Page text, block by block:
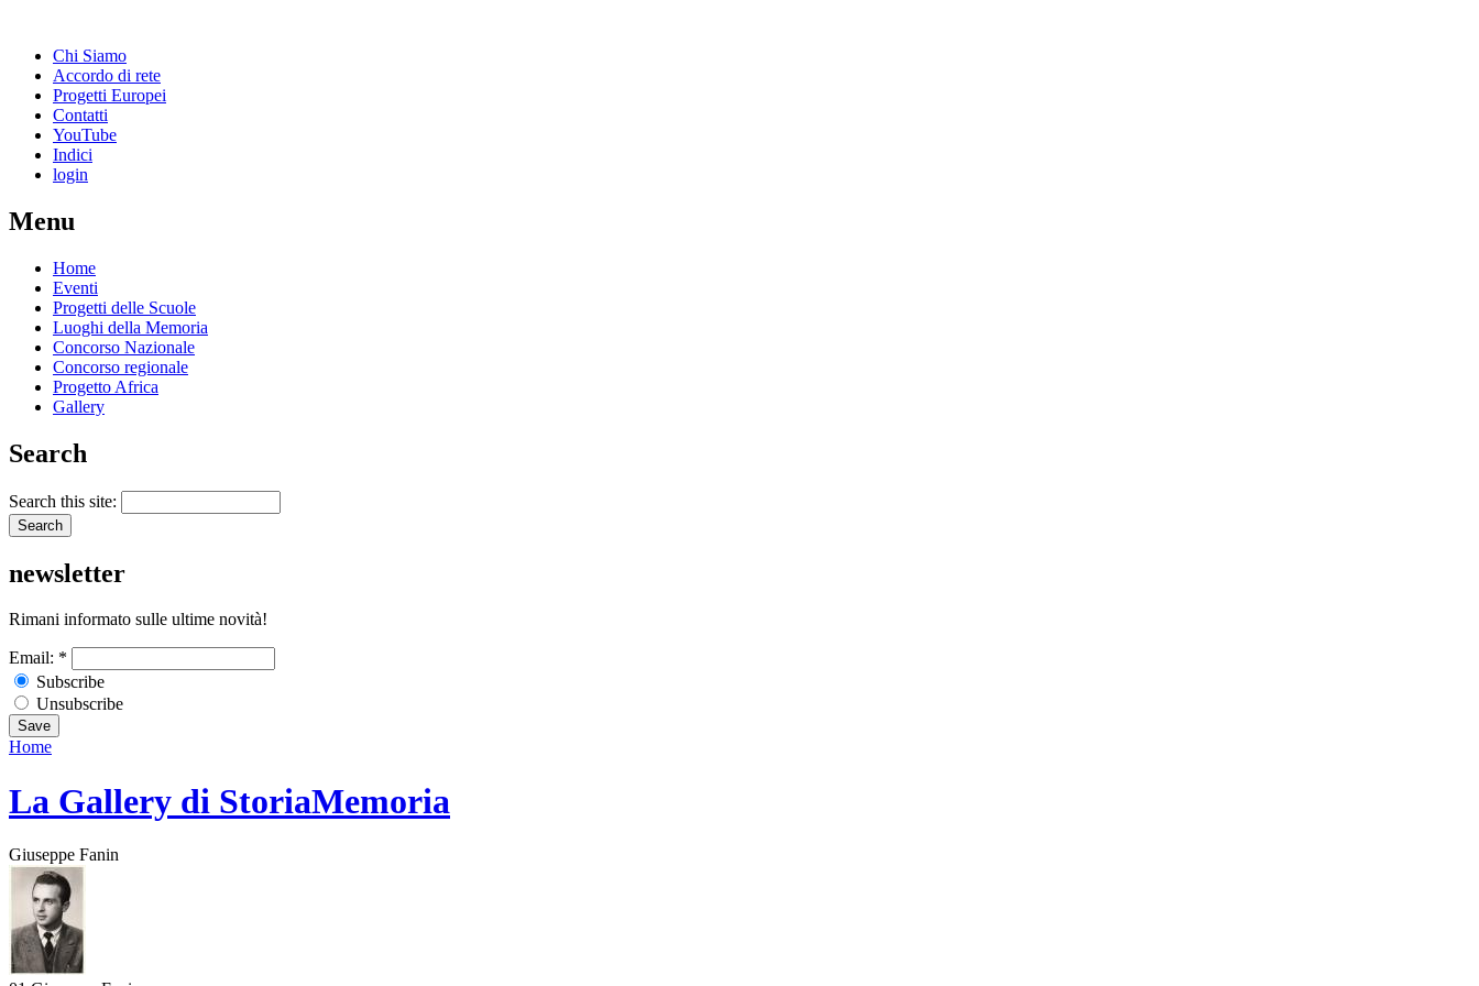
Chi Siamo
Accordo di rete
Progetti Europei
Contatti
YouTube
Indici
login
Menu
Home
Eventi
Progetti delle Scuole
Luoghi della Memoria
Concorso Nazionale
Concorso regionale
Progetto Africa
Gallery
Search
Search this site:
newsletter
Rimani informato sulle ultime novità!
Email: *
Subscribe
Unsubscribe
Home
La Gallery di StoriaMemoria
Giuseppe Fanin